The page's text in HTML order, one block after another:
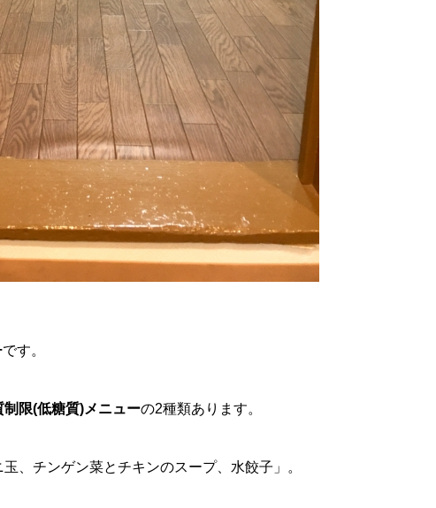
です。
限(低糖質)メニューの2種類あります。
、チンゲン菜とチキンのスープ、水餃子」。